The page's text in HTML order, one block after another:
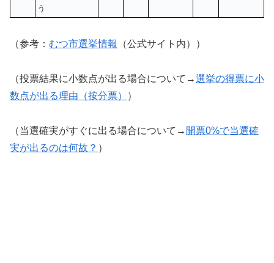
う
（参考： むつ市選挙情報 （公式サイト内））
（投票結果に小数点が出る場合について→選挙の得票に小
数点が出る理由（按分票）
）
（当選確実がすぐに出る場合について→ 開票0%で当選確
実が出るのは何故？ ）